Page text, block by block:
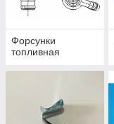
Форсунки
топливная